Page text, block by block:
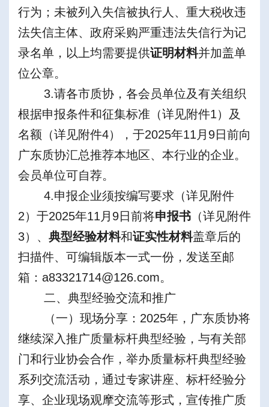
行为；未被列入失信被执行人、重大税收违
法失信主体、政府采购严重违法失信行为记
录名单，以上均需要提供证明材料并加盖单
位公章。
3.请各市质协，各会员单位及有关组织
根据申报条件和征集标准（详见附件1）及
名额（详见附件4），于2025年11月9日前向
广东质协汇总推荐本地区、本行业的企业。
会员单位可自荐。
4.申报企业须按编写要求（详见附件
2）于2025年11月9日前将申报书 （详见附件
3）、 典型经验材料和证实性材料盖章后的
扫描件、可编辑版本一式一份，发送至邮
箱：a83321714@126.com。
二、 典型经验交流和推广
（一）现场分享：2025年，广东质协将
继续深入推广质量标杆典型经验，与有关部
门和行业协会合作，举办质量标杆典型经验
系列交流活动，通过专家讲座、标杆经验分
享、企业现场观摩交流等形式，宣传推广质